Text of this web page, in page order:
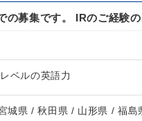
の募集です。 IRのご経験の
ベルの英語力
城県 / 秋田県 / 山形県 / 福